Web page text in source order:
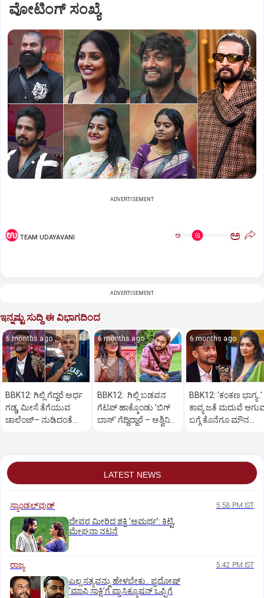
ವೋಟಿಂಗ್‌ ಸಂಖ್ಯೆ
ADVERTISEMENT
TEAM UDAYAVANI ಅ ಅ
ADVERTISEMENT
ಇನ್ನಷ್ಟು ಸುದ್ದಿ ಈ ವಿಭಾಗದಿಂದ
6 months ago
BBK12: ಗಿಲ್ಲಿ ಗೆದ್ದರೆ ಅರ್ಧ
ಗಡ್ಡ, ಮೀಸೆ ತೆಗೆಯುವ
ಚಾಲೆಂಜ್– ನುಡಿದಂತೆ
6 months ago
BBK12: ಗಿಲ್ಲಿ ಬಡವನ
ಗೆಟಪ್‌ ಹಾಕ್ಕೊಂಡು ʼಬಿಗ್‌
ಬಾಸ್‌ʼ ಗೆದ್ದಿದ್ದಾರೆ – ಅಶ್ವಿನಿ
6 months ago
BBK12: 'ಕಂಕಣ ಭಾಗ್ಯ..'
ಕಾವ್ಯ ಜತೆ ಮದುವೆ
ಬಗ್ಗೆ ಕೊನೆಗೂ‌‌ ಮೌನ‌
LATEST NEWS
ಸ್ಯಾಂಡಲ್‌ವುಡ್‌ 5:58 PM IST
ದೇವರ ಮೀರಿದ ಶಕ್ತಿ ʼಅಮರ್ಥʼ: ಕಿಟ್ಟಿ,
ಮೇಘನಾ ನಟನೆ
ರಾಜ್ಯ 5:42 PM IST
ಎಲ್ಲ ಸತ್ಯವನ್ನು ಹೇಳಬೇಕು.. ಪ್ರದೋಷ್‌
ʼಮಾಫಿ ಸಾಕ್ಷಿʼಗೆ ಪ್ರಾಸಿಕ್ಯೂಷನ್ ಒಪ್ಪಿಗೆ